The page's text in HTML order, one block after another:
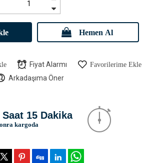
Hemen Al
Fiyat Alarmı Favorilerime Ekle
Arkadaşıma Öner
15 Dakika
kargoda